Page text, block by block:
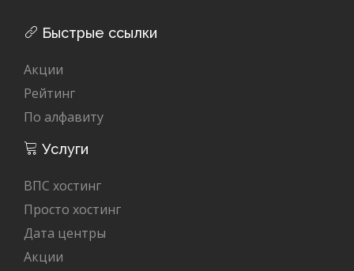
Быстрые ссылки
Акции
Рейтинг
По алфавиту
Услуги
ВПС хостинг
Просто хостинг
Дата центры
Акции